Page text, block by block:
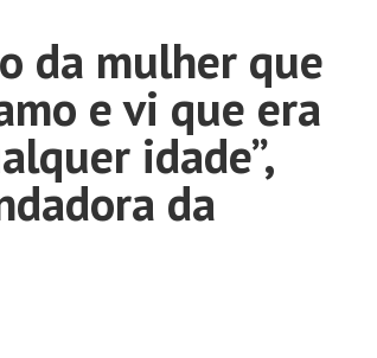
da mulher que
e vi que era
idade”,
da